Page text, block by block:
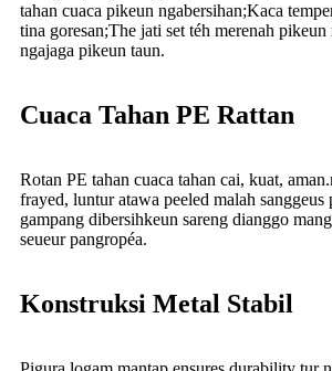
tahan cuaca pikeun ngabersihan;Kaca
tina goresan;The jati set téh merenah
ngajaga pikeun taun.
Cuaca Tahan PE Rattan
Rotan PE tahan cuaca tahan cai, kuat,
frayed, luntur atawa peeled malah sanggeus
gampang dibersihkeun sareng dianggo
seueur pangropéa.
Konstruksi Metal Stabil